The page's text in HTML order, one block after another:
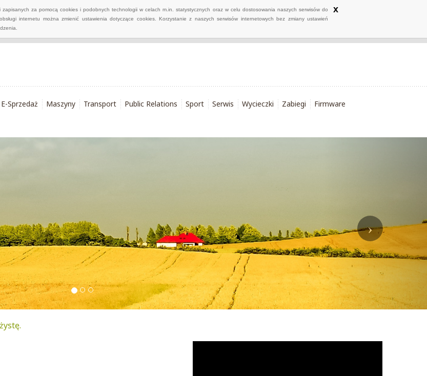
za pomocą cookies i podobnych technologii w celach m.in. statystycznych oraz w celu dostosowania naszych serwisów do
internetu można zmienić ustawienia dotyczące cookies. Korzystanie z naszych serwisów internetowych bez zmiany ustawień
x
E-Sprzedaż Maszyny Transport Public Relations Sport Serwis Wycieczki Zabiegi
Firmware